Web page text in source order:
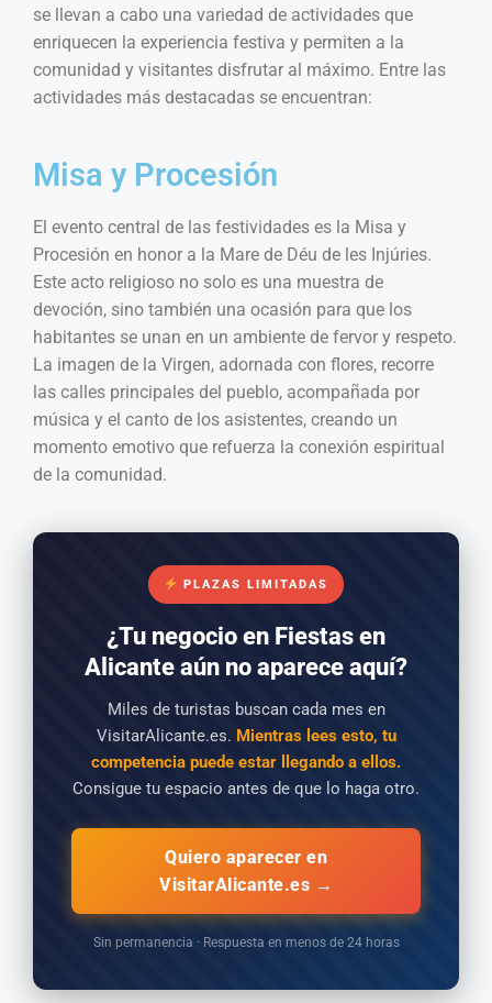
se llevan a cabo una variedad de actividades que
enriquecen la experiencia festiva y permiten a la
comunidad y visitantes disfrutar al máximo. Entre las
actividades más destacadas se encuentran:
Misa y Procesión
El evento central de las festividades es la Misa y
Procesión en honor a la Mare de Déu de les Injúries.
Este acto religioso no solo es una muestra de
devoción, sino también una ocasión para que los
habitantes se unan en un ambiente de fervor y respeto.
La imagen de la Virgen, adornada con flores, recorre
las calles principales del pueblo, acompañada por
música y el canto de los asistentes, creando un
momento emotivo que refuerza la conexión espiritual
de la comunidad.
PLAZAS LIMITADAS
¿Tu negocio en Fiestas en
Alicante aún no aparece aquí?
Miles de turistas buscan cada mes en
VisitarAlicante.es. Mientras lees esto, tu
competencia puede estar llegando a ellos.
Consigue tu espacio antes de que lo haga otro.
Quiero aparecer en
VisitarAlicante.es →
Sin permanencia · Respuesta en menos de 24 horas